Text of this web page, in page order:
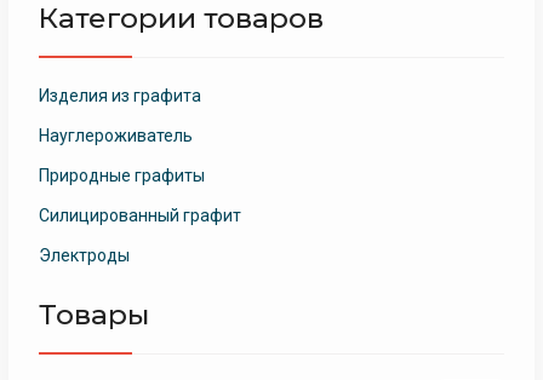
Категории товаров
Изделия из графита
Науглероживатель
Природные графиты
Силицированный графит
Электроды
Товары